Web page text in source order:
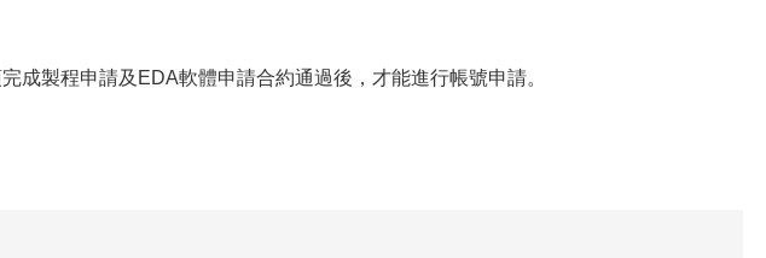
成製程申請及EDA軟體申請合約通過後，才能進行帳號申請。